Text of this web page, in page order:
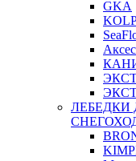
GKA
ЛЕБЕДКИ